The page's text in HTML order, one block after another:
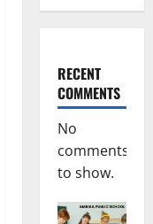
RECENT
COMMENTS
No
comments
to show.